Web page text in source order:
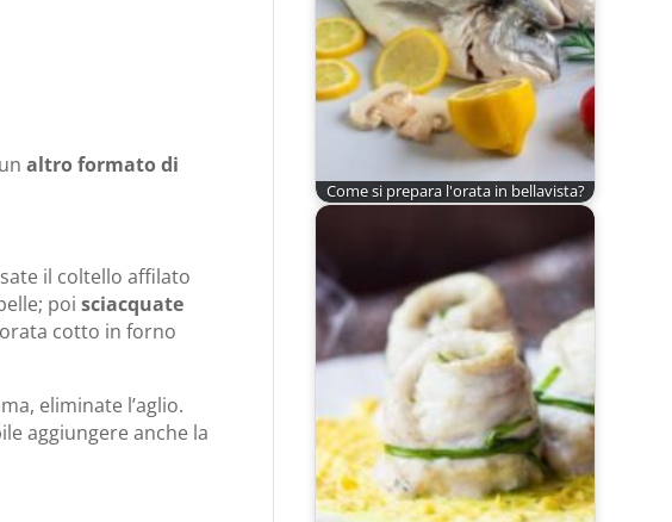
altro formato di
il coltello affilato
poi sciacquate
cotto in forno
eliminate l’aglio.
aggiungere anche la
Come si prepara l'orata in bellavista?